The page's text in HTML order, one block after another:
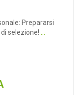
Prepararsi
selezione!